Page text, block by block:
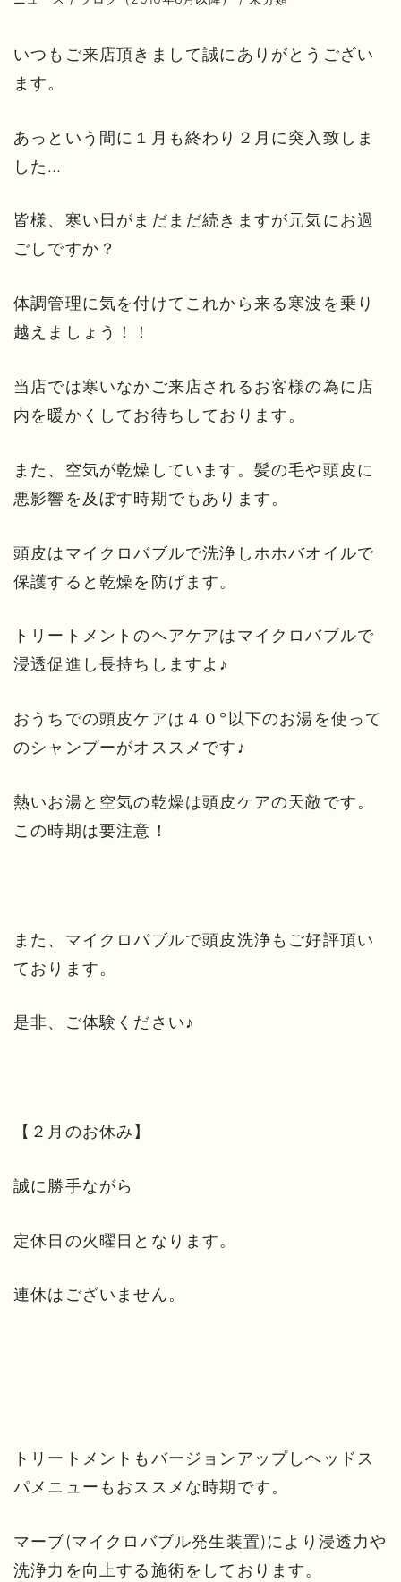
いつもご来店頂きまして誠にありがとうござい
ます。
あっという間に１月も終わり２月に突入致しま
した…
皆様、寒い日がまだまだ続きますが元気にお過
ごしですか？
体調管理に気を付けてこれから来る寒波を乗り
越えましょう！！
当店では寒いなかご来店されるお客様の為に店
内を暖かくしてお待ちしております。
また、空気が乾燥しています。髪の毛や頭皮に
悪影響を及ぼす時期でもあります。
頭皮はマイクロバブルで洗浄しホホバオイルで
保護すると乾燥を防げます。
トリートメントのヘアケアはマイクロバブルで
浸透促進し長持ちしますよ♪
おうちでの頭皮ケアは４０°以下のお湯を使って
のシャンプーがオススメです♪
熱いお湯と空気の乾燥は頭皮ケアの天敵です。
この時期は要注意！
また、マイクロバブルで頭皮洗浄もご好評頂い
ております。
是非、ご体験ください♪
【２月のお休み】
誠に勝手ながら
定休日の火曜日となります。
連休はございません。
トリートメントもバージョンアップしヘッドス
パメニューもおススメな時期です。
マーブ(マイクロバブル発生装置)により浸透力や
洗浄力を向上する施術をしております。